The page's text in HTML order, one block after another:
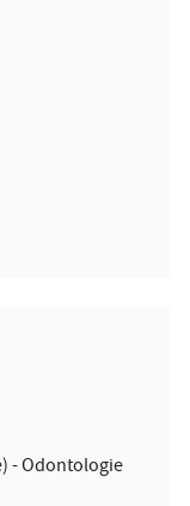
- Odontologie